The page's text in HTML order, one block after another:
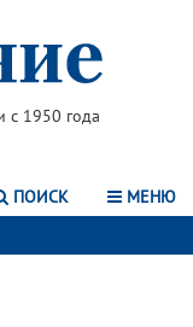
с 1950 года
ПОИСК МЕНЮ